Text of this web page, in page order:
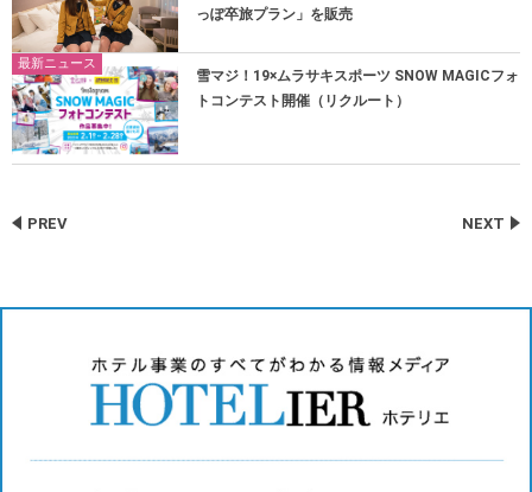
っぽ卒旅プラン」を販売
最新ニュース
雪マジ！19×ムラサキスポーツ SNOW MAGICフォ
トコンテスト開催（リクルート）
PREV NEXT